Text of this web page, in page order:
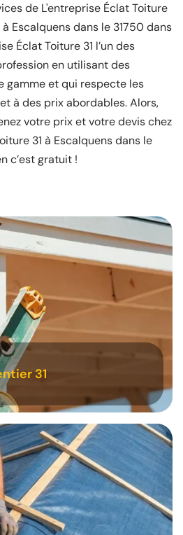
de L'entreprise Éclat Toiture
Escalquens dans le 31750 dans
Éclat Toiture 31 l’un des
en utilisant des
gamme et qui respecte les
à des prix abordables. Alors,
votre prix et votre devis chez
31 à Escalquens dans le
c’est gratuit !
31